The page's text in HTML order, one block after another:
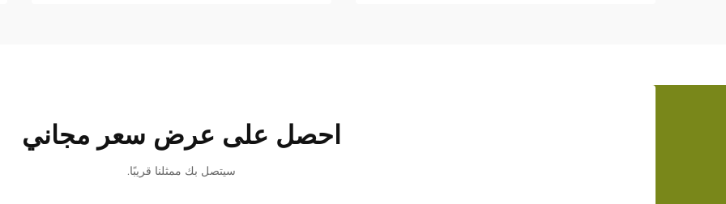
احصل على عرض سعر مجاني
سيتصل بك ممثلنا قريبًا.